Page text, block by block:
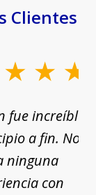
Clientes
fue increíble
a fin. No
ninguna
con